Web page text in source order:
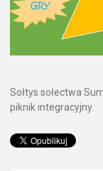
Sołtys sołectwa
piknik integracyjny.